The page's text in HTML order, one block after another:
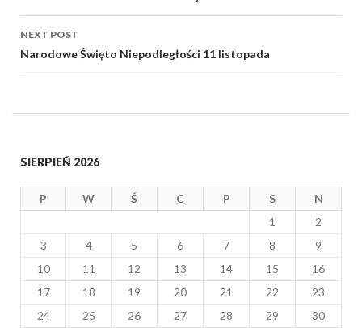
NEXT POST
Narodowe Święto Niepodległości 11 listopada
SIERPIEŃ 2026
P W Ś C P S
N
1
2
3
4 5 6 7 8
9
10
11 12 13 14 15
16
17
18 19 20 21 22
23
24
25 26 27 28 29
30